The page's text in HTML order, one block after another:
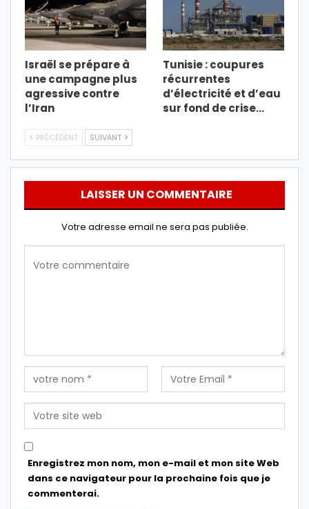
Israël se prépare à
une campagne plus
agressive contre
l’Iran
Tunisie : coupures
récurrentes
d’électricité et d’eau
sur fond de crise…
PRÉCÉDENT SUIVANT
LAISSER UN COMMENTAIRE
Votre adresse email ne sera pas publiée.
Enregistrez mon nom, mon e-mail et mon site Web
dans ce navigateur pour la prochaine fois que je
commenterai.